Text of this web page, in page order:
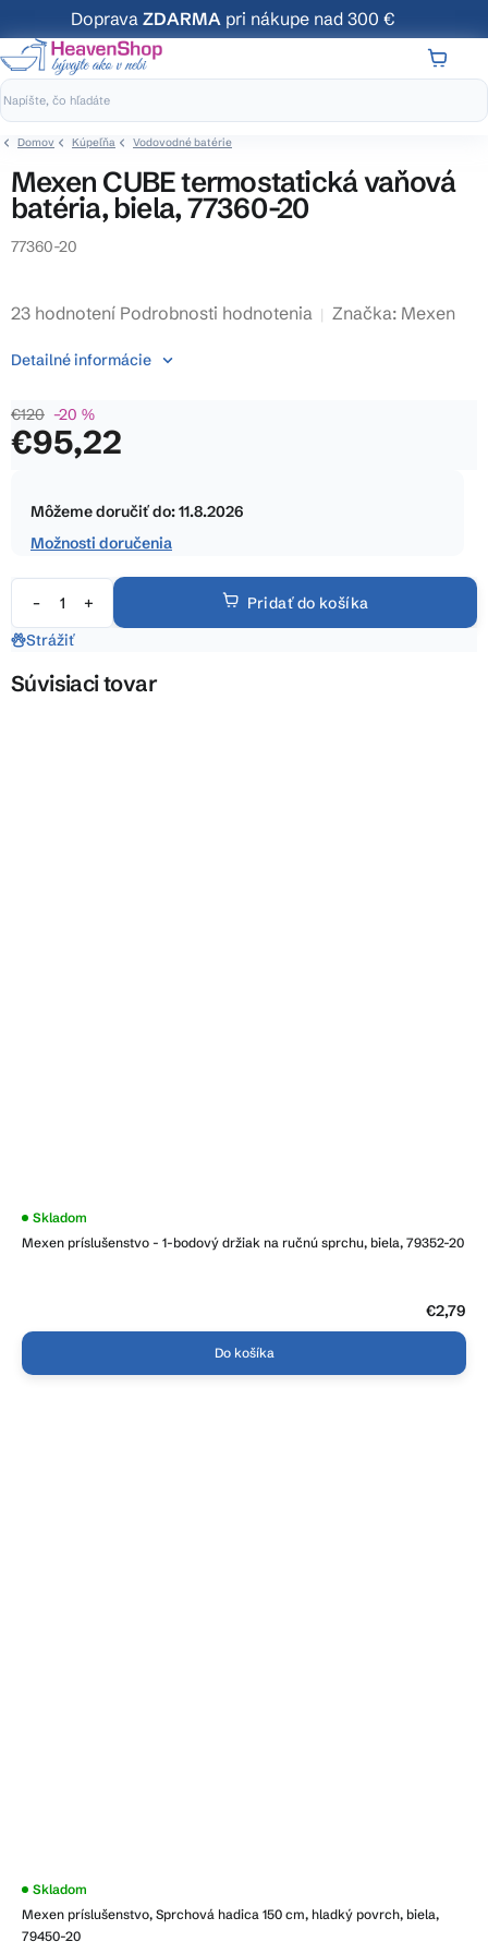
na
obsah
Doprava ZDARMA pri nákupe nad 300 €
Domov Kúpeľňa Vodovodné batérie
Mexen CUBE termostatická vaňová
batéria, biela, 77360-20
77360-20
Priemerné
produktu
3,8
z
23 hodnotení Podrobnosti hodnotenia Značka: Mexen
€120 –20 %
€95,22
cena:
Môžeme doručiť do:11.8.2026
Možnosti doručenia
Pridať do košíka
Detailné informácie
Strážiť
Súvisiaci tovar
Mexen príslušenstvo - 1-bodový držiak na ručnú sprchu, biela, 79352-20
Skladom
€2,79
Do košíka
Mexen príslušenstvo, Sprchová hadica 150 cm, hladký povrch, biela,
79450-20
Skladom